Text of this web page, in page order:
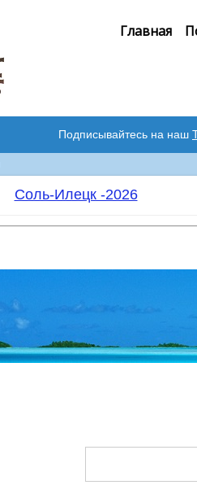
Главная
Подписывайтесь на наш
Соль-Илецк -2026